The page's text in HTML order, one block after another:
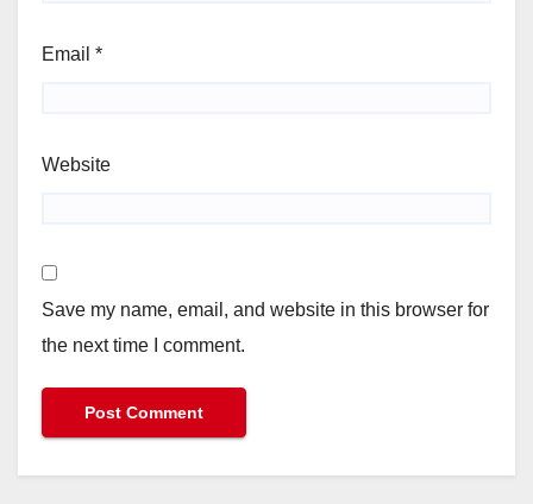
Email *
Website
Save my name, email, and website in this browser for
the next time I comment.